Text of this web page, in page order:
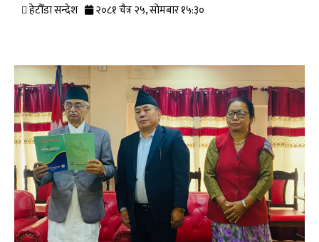
हेटौँडा सन्देश २०८१ चैत्र २५, सोमबार १५:३०